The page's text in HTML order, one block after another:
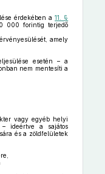
érdekében a11. §
000 forintig terjedő
amely
esetén – a
nem mentesíti a
vagy egyéb helyi
– ideértve a sajátos
és a zöldfelületek